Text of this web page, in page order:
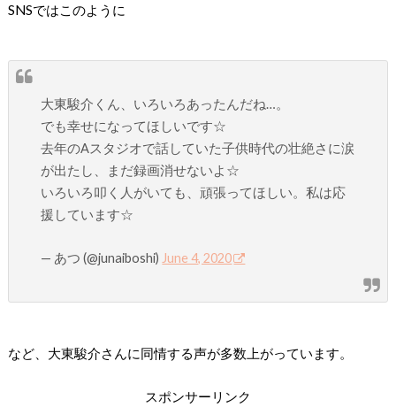
SNSではこのように
大東駿介くん、いろいろあったんだね…。
でも幸せになってほしいです☆
去年のAスタジオで話していた子供時代の壮絶さに涙
が出たし、まだ録画消せないよ☆
いろいろ叩く人がいても、頑張ってほしい。私は応
援しています☆
— あつ (@junaiboshi) June 4, 2020
など、大東駿介さんに同情する声が多数上がっています。
スポンサーリンク